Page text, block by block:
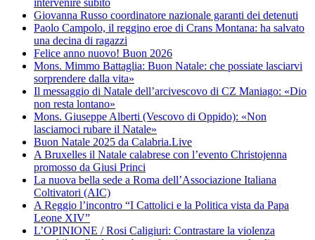
Giovanna Russo coordinatore nazionale garanti dei detenuti
Paolo Campolo, il reggino eroe di Crans Montana: ha salvato
una decina di ragazzi
Felice anno nuovo! Buon 2026
Mons. Mimmo Battaglia: Buon Natale: che possiate lasciarvi
sorprendere dalla vita»
Il messaggio di Natale dell’arcivescovo di CZ Maniago: «Dio
non resta lontano»
Mons. Giuseppe Alberti (Vescovo di Oppido): «Non
lasciamoci rubare il Natale»
Buon Natale 2025 da Calabria.Live
A Bruxelles il Natale calabrese con l’evento Christojenna
promosso da Giusi Princi
La nuova bella sede a Roma dell’Associazione Italiana
Coltivatori (AIC)
A Reggio l’incontro “I Cattolici e la Politica vista da Papa
Leone XIV”
L’OPINIONE / Rosi Caligiuri: Contrastare la violenza